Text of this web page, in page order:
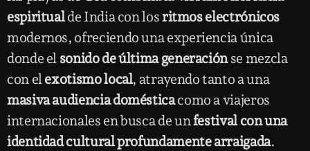
espiritualde India con losritmos electrónicos
modernos, ofreciendo una experiencia única
donde el sonido de última generaciónse mezcla
con elexotismo local, atrayendo tanto a una
masiva audiencia domésticacomo a viajeros
internacionales en busca de unfestival con una
identidad cultural profundamente arraigada.